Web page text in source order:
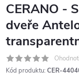
CERANO -
dveře
Kód produktu: CER-